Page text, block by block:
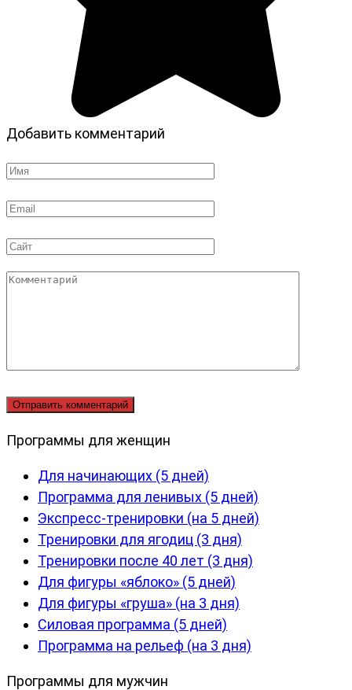
Добавить комментарий
Имя
Email
Сайт
Комментарий
Программы для женщин
Для начинающих (5 дней)
Программа для ленивых (5 дней)
Экспресс-тренировки (на 5 дней)
Тренировки для ягодиц (3 дня)
Тренировки после 40 лет (3 дня)
Для фигуры «яблоко» (5 дней)
Для фигуры «груша» (на 3 дня)
Силовая программа (5 дней)
Программа на рельеф (на 3 дня)
Программы для мужчин